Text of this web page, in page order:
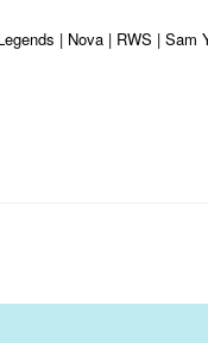
| Nova | RWS | Sam